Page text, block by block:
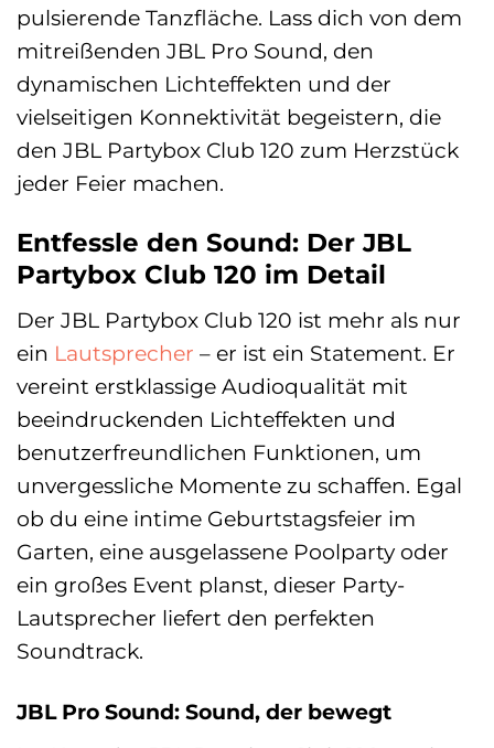
pulsierende Tanzfläche. Lass dich von dem
mitreißenden JBL Pro Sound, den
dynamischen Lichteffekten und der
vielseitigen Konnektivität begeistern, die
den JBL Partybox Club 120 zum Herzstück
jeder Feier machen.
Entfessle den Sound: Der JBL
Partybox Club 120 im Detail
Der JBL Partybox Club 120 ist mehr als nur
ein Lautsprecher – er ist ein Statement. Er
vereint erstklassige Audioqualität mit
beeindruckenden Lichteffekten und
benutzerfreundlichen Funktionen, um
unvergessliche Momente zu schaffen. Egal
ob du eine intime Geburtstagsfeier im
Garten, eine ausgelassene Poolparty oder
ein großes Event planst, dieser Party-
Lautsprecher liefert den perfekten
Soundtrack.
JBL Pro Sound: Sound, der bewegt